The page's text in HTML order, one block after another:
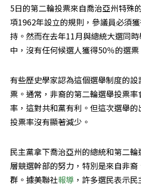
5日的第二輪投票來自喬治亞州特殊
項1962年設立的規則，參議員必須
持。然而在去年11月與總統大選同
中，沒有任何候選人獲得50％的選票
有些歷史學家認為這個選舉制度的
票。通常，非裔的第二輪選舉投票
率，這對共和黨有利。但這次選舉
投票率沒有顯著減少。
民主黨拿下喬治亞州的總統和第二
層競選幹部的努力，特別是來自非
群。據美聯社報導 ，許多選民表示